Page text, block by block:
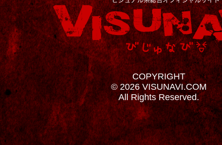
COPYRIGHT
© 2026 VISUNAVI.COM
All Rights Reserved.